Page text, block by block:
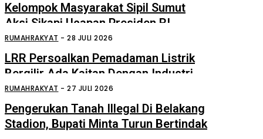
Kelompok Masyarakat Sipil Sumut
Aksi Sikapi Ucapan Presiden RI
Tentang “Londo Ireng”
RUMAHRAKYAT - 28 JULI 2026
LRR Persoalkan Pemadaman Listrik
Bergilir Ada Kaitan Dengan Industri
Sei Mangkei
RUMAHRAKYAT - 27 JULI 2026
Pengerukan Tanah Illegal Di Belakang
Stadion, Bupati Minta Turun Bertindak